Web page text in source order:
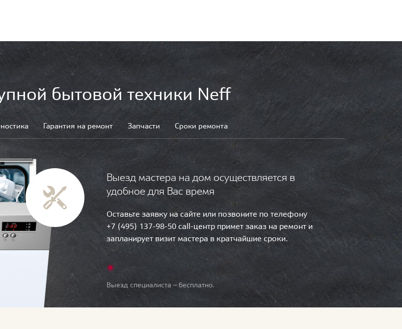
бытовой техники Neff
Гарантия на ремонт Запчасти Сроки ремонта
Выезд мастера на дом осуществляется в
удобное для Вас время
Оставьте заявку на сайте или позвоните по телефону
+7 (495) 137-98-50 call-центр примет заказ на ремонт и
запланирует визит мастера в кратчайшие сроки.
Выезд специалиста — бесплатно.